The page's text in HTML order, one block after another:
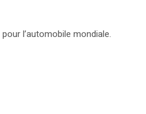
l’automobile mondiale.